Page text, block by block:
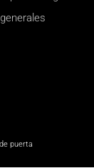
puerta